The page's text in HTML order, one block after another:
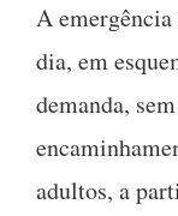
A
dia, em
demanda,
adultos, a